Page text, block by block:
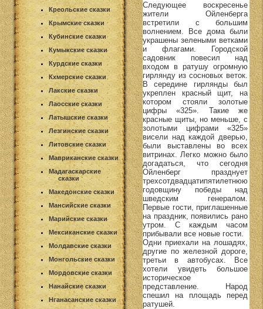
Креольские сказки
Крымские сказки
Кубинские сказки
Кумыкские сказки
Курдские сказки
Кхмерские сказки
Лакские сказки
Лаосские сказки
Латышские сказки
Лезгинские сказки
Литовские сказки
Мавриканские сказки
Мадагаскарские
сказки
Македонские сказки
Мансийские сказки
Марийские сказки
Мексиканские сказки
Молдавские сказки
Монгольские сказки
Мордовские сказки
Нанайские сказки
Нганасанские сказки
Следующее воскресенье
жители Ойленберга
встретили с большим
волнением. Все дома были
украшены зелеными ветками
и флагами. Городской
садовник повесил над
входом в ратушу огромную
гирлянду из сосновых веток.
В середине гирлянды был
укреплен красный щит, на
котором стояли золотые
цифры «325». Такие же
красные щиты, но меньше, с
золотыми цифрами «325»
висели над каждой дверью,
были выставлены во всех
витринах. Легко можно было
догадаться, что сегодня
Ойленберг празднует
трехсотдвадцатипятилетнюю
годовщину победы над
шведским генералом.
Первые гости, приглашенные
на праздник, появились рано
утром. С каждым часом
прибывали все новые гости.
Одни приехали на лошадях,
другие по железной дороге,
третьи в автобусах. Все
хотели увидеть большое
историческое
представление. Народ
спешил на площадь перед
ратушей.